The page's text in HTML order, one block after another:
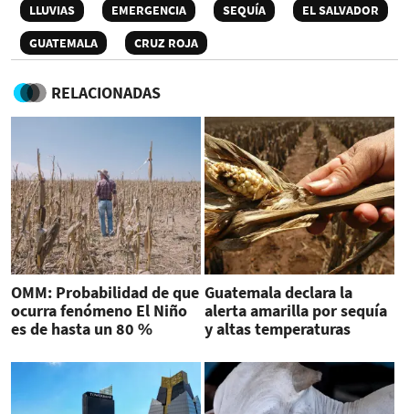
LLUVIAS EMERGENCIA SEQUÍA
EL SALVADOR
GUATEMALA
CRUZ ROJA
RELACIONADAS
OMM: Probabilidad de que
ocurra fenómeno El Niño
es de hasta un 80 %
Guatemala declara la
alerta amarilla por sequía
y altas temperaturas